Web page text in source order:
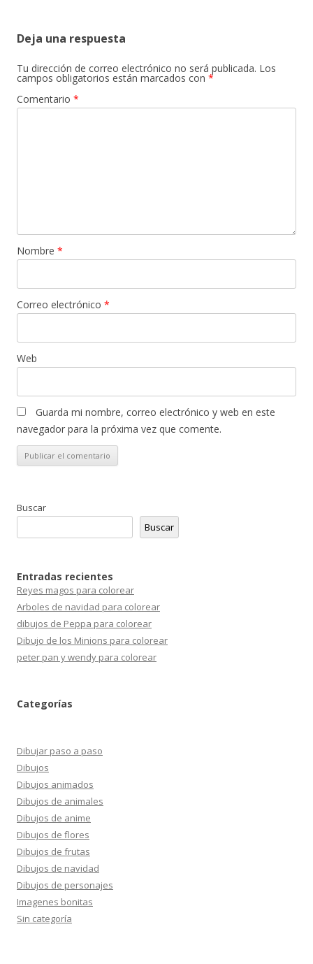
Deja una respuesta
Tu dirección de correo electrónico no será publicada. Los
campos obligatorios están marcados con *
Comentario *
Nombre *
Correo electrónico *
Web
Guarda mi nombre, correo electrónico y web en este
navegador para la próxima vez que comente.
Buscar
Buscar
Entradas recientes
Reyes magos para colorear
Arboles de navidad para colorear
dibujos de Peppa para colorear
Dibujo de los Minions para colorear
peter pan y wendy para colorear
Categorías
Dibujar paso a paso
Dibujos
Dibujos animados
Dibujos de animales
Dibujos de anime
Dibujos de flores
Dibujos de frutas
Dibujos de navidad
Dibujos de personajes
Imagenes bonitas
Sin categoría